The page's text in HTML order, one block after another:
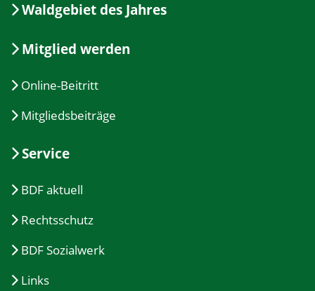
Waldgebiet des Jahres
Mitglied werden
Online-Beitritt
Mitgliedsbeiträge
Service
BDF aktuell
Rechtsschutz
BDF Sozialwerk
Links